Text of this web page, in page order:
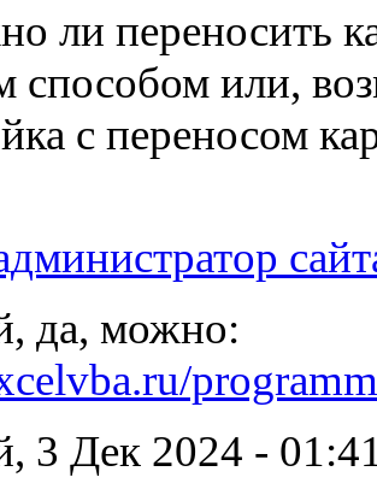
ли переносить
способом или,
с переносом
да, можно:
3 Дек 2024 -